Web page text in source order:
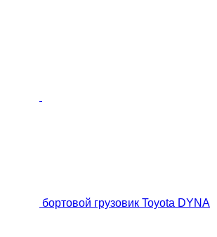
бортовой грузовик Toyota DYNA